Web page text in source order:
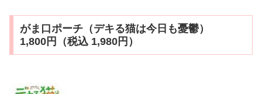
がま口ポーチ（デキる猫は今日も憂鬱）
1,800円（税込 1,980円）